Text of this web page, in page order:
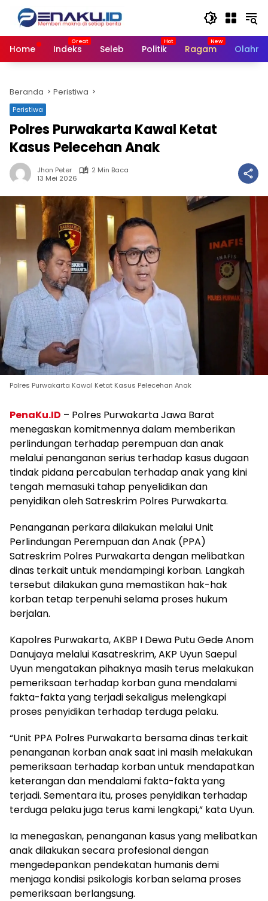
Langsung
konten
Home
Indeks Seleb Politik Ragam
Beranda Peristiwa
Peristiwa
Polres Purwakarta Kawal Ketat
Kasus Pelecehan Anak
Jhon Peter
2 Min Baca
13 Mei 2026
Polres Purwakarta Kawal Ketat Kasus Pelecehan Anak
PenaKu.ID – Polres Purwakarta Jawa Barat
menegaskan komitmennya dalam memberikan
perlindungan terhadap perempuan dan anak
melalui penanganan serius terhadap kasus dugaan
tindak pidana percabulan terhadap anak yang kini
tengah memasuki tahap penyelidikan dan
penyidikan oleh Satreskrim Polres Purwakarta.
Penanganan perkara dilakukan melalui Unit
Perlindungan Perempuan dan Anak (PPA)
Satreskrim Polres Purwakarta dengan melibatkan
dinas terkait untuk mendampingi korban. Langkah
tersebut dilakukan guna memastikan hak-hak
korban tetap terpenuhi selama proses hukum
berjalan.
Kapolres Purwakarta, AKBP I Dewa Putu Gede Anom
Danujaya melalui Kasatreskrim, AKP Uyun Saepul
Uyun mengatakan pihaknya masih terus melakukan
pemeriksaan terhadap korban guna mendalami
fakta-fakta yang terjadi sekaligus melengkapi
proses penyidikan terhadap terduga pelaku.
“Unit PPA Polres Purwakarta bersama dinas terkait
penanganan korban anak saat ini masih melakukan
pemeriksaan terhadap korban untuk mendapatkan
keterangan dan mendalami fakta-fakta yang
terjadi. Sementara itu, proses penyidikan terhadap
terduga pelaku juga terus kami lengkapi,” kata Uyun.
Ia menegaskan, penanganan kasus yang melibatkan
anak dilakukan secara profesional dengan
mengedepankan pendekatan humanis demi
menjaga kondisi psikologis korban selama proses
pemeriksaan berlangsung.